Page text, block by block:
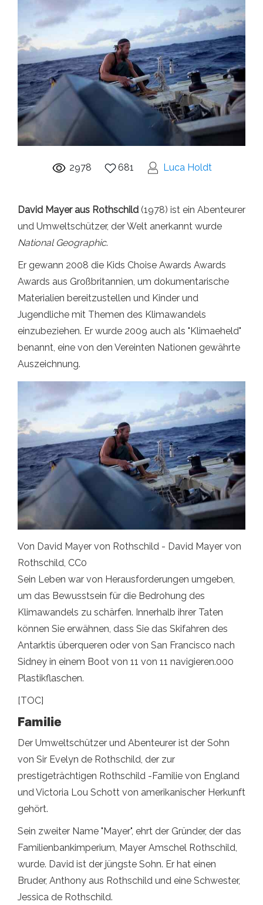
2978 681 Luca Holdt
David Mayer aus Rothschild (1978) ist ein Abenteurer
und Umweltschützer, der Welt anerkannt wurde
National Geographic.
Er gewann 2008 die Kids Choise Awards Awards
Awards aus Großbritannien, um dokumentarische
Materialien bereitzustellen und Kinder und
Jugendliche mit Themen des Klimawandels
einzubeziehen. Er wurde 2009 auch als "Klimaeheld"
benannt, eine von den Vereinten Nationen gewährte
Auszeichnung.
Von David Mayer von Rothschild - David Mayer von
Rothschild, CC0
Sein Leben war von Herausforderungen umgeben,
um das Bewusstsein für die Bedrohung des
Klimawandels zu schärfen. Innerhalb ihrer Taten
können Sie erwähnen, dass Sie das Skifahren des
Antarktis überqueren oder von San Francisco nach
Sidney in einem Boot von 11 von 11 navigieren.000
Plastikflaschen.
[TOC]
Familie
Der Umweltschützer und Abenteurer ist der Sohn
von Sir Evelyn de Rothschild, der zur
prestigeträchtigen Rothschild -Familie von England
und Victoria Lou Schott von amerikanischer Herkunft
gehört.
Sein zweiter Name "Mayer", ehrt der Gründer, der das
Familienbankimperium, Mayer Amschel Rothschild,
wurde. David ist der jüngste Sohn. Er hat einen
Bruder, Anthony aus Rothschild und eine Schwester,
Jessica de Rothschild.